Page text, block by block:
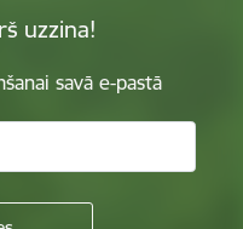
uzzina!
savā e-pastā